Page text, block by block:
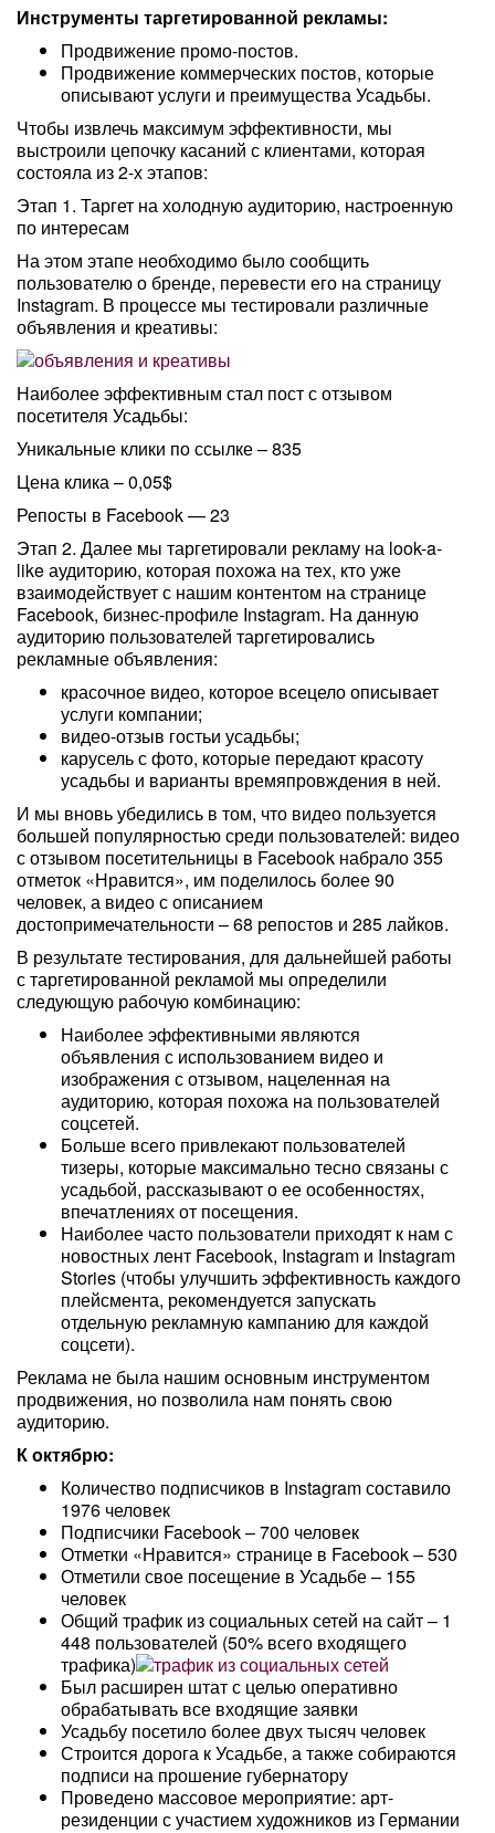
Инструменты таргетированной рекламы:
Продвижение промо-постов.
Продвижение коммерческих постов, которые
описывают услуги и преимущества Усадьбы.
Чтобы извлечь максимум эффективности, мы
выстроили цепочку касаний с клиентами, которая
состояла из 2-х этапов:
Этап 1. Таргет на холодную аудиторию, настроенную
по интересам
На этом этапе необходимо было сообщить
пользователю о бренде, перевести его на страницу
Instagram. В процессе мы тестировали различные
объявления и креативы:
Наиболее эффективным стал пост с отзывом
посетителя Усадьбы:
Уникальные клики по ссылке – 835
Цена клика – 0,05$
Репосты в Facebook — 23
Этап 2. Далее мы таргетировали рекламу на look-a-
like аудиторию, которая похожа на тех, кто уже
взаимодействует с нашим контентом на странице
Facebook, бизнес-профиле Instagram. На данную
аудиторию пользователей таргетировались
рекламные объявления:
красочное видео, которое всецело описывает
услуги компании;
видео-отзыв гостьи усадьбы;
карусель с фото, которые передают красоту
усадьбы и варианты времяпровждения в ней.
И мы вновь убедились в том, что видео пользуется
большей популярностью среди пользователей: видео
с отзывом посетительницы в Facebook набрало 355
отметок «Нравится», им поделилось более 90
человек, а видео с описанием
достопримечательности – 68 репостов и 285 лайков.
В результате тестирования, для дальнейшей работы
с таргетированной рекламой мы определили
следующую рабочую комбинацию:
Наиболее эффективными являются
объявления с использованием видео и
изображения с отзывом, нацеленная на
аудиторию, которая похожа на пользователей
соцсетей.
Больше всего привлекают пользователей
тизеры, которые максимально тесно связаны с
усадьбой, рассказывают о ее особенностях,
впечатлениях от посещения.
Наиболее часто пользователи приходят к нам с
новостных лент Facebook, Instagram и Instagram
Stories (чтобы улучшить эффективность каждого
плейсмента, рекомендуется запускать
отдельную рекламную кампанию для каждой
соцсети).
Реклама не была нашим основным инструментом
продвижения, но позволила нам понять свою
аудиторию.
К октябрю:
Количество подписчиков в Instagram составило
1976 человек
Подписчики Facebook – 700 человек
Отметки «Нравится» странице в Facebook – 530
Отметили свое посещение в Усадьбе – 155
человек
Общий трафик из социальных сетей на сайт – 1
448 пользователей (50% всего входящего
трафика)
Был расширен штат с целью оперативно
обрабатывать все входящие заявки
Усадьбу посетило более двух тысяч человек
Строится дорога к Усадьбе, а также собираются
подписи на прошение губернатору
Проведено массовое мероприятие: арт-
резиденции с участием художников из Германии